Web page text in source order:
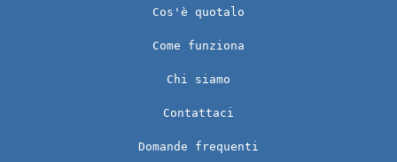
Cos'è quotalo
Come funziona
Chi siamo
Contattaci
Domande frequenti